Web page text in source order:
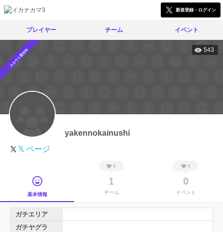
新規登録・ログイン
プレイヤー チーム イベント
スカウト受付中 543
yakennokainushi
𝕏 ページ
基本情報
0
1
チーム
0
0
イベント
ガチエリア
ガチヤグラ